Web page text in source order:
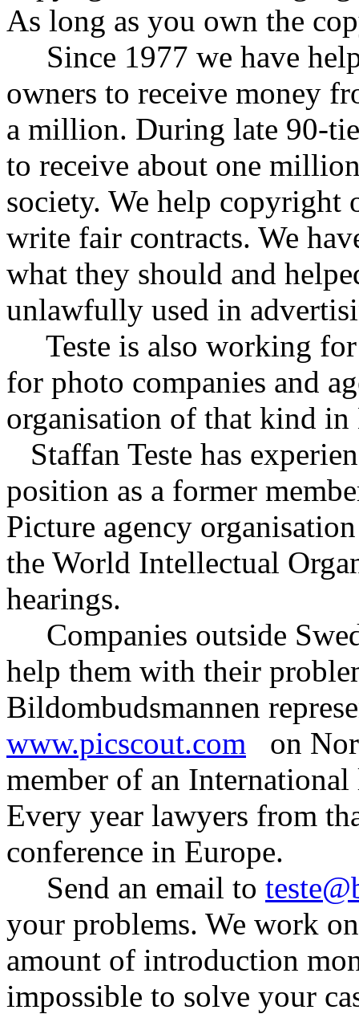
As long as you own the
Since 1977 we have
owners to receive money
a million. During late 90-
to receive about one
society. We help copyright
write fair contracts. We
what they should and
unlawfully used in
Teste is also working
for photo companies and
organisation of that kind in
Staffan Teste has
position as a former
Picture agency
the World Intellectual
hearings.
Companies outside
help them with their
Bildombudsmannen
www.picscout.com on
member of an
Every year lawyers from
conference in Europe.
Send an email to
your problems. We work
amount of introduction
impossible to solve your